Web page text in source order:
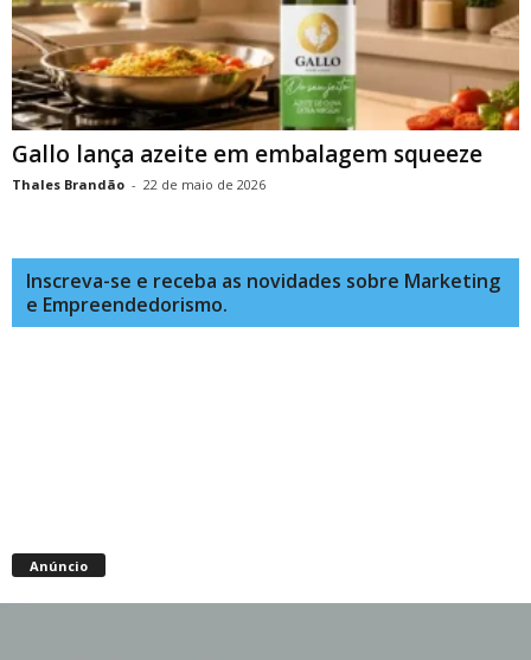
Gallo lança azeite em embalagem squeeze
Thales Brandão - 22 de maio de 2026
Inscreva-se e receba as novidades sobre Marketing
e Empreendedorismo.
Anúncio